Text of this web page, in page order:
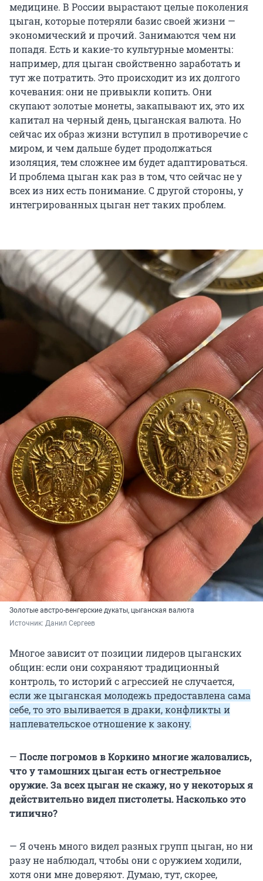
медицине. В России вырастают целые поколения
цыган, которые потеряли базис своей жизни —
экономический и прочий. Занимаются чем ни
попадя. Есть и какие-то культурные моменты:
например, для цыган свойственно заработать и
тут же потратить. Это происходит из их долгого
кочевания: они не привыкли копить. Они
скупают золотые монеты, закапывают их, это их
капитал на черный день, цыганская валюта. Но
сейчас их образ жизни вступил в противоречие с
миром, и чем дальше будет продолжаться
изоляция, тем сложнее им будет адаптироваться.
И проблема цыган как раз в том, что сейчас не у
всех из них есть понимание. С другой стороны, у
интегрированных цыган нет таких проблем.
Золотые австро-венгерские дукаты, цыганская валюта
Источник: Данил Сергеев
Многое зависит от позиции лидеров цыганских
общин: если они сохраняют традиционный
контроль, то историй с агрессией не случается,
если же цыганская молодежь предоставлена сама
себе, то это выливается в драки, конфликты и
наплевательское отношение к закону.
— После погромов в Коркино многие жаловались,
что у тамошних цыган есть огнестрельное
оружие. За всех цыган не скажу, но у некоторых я
действительно видел пистолеты. Насколько это
типично?
— Я очень много видел разных групп цыган, но ни
разу не наблюдал, чтобы они с оружием ходили,
хотя они мне доверяют. Думаю, тут, скорее,